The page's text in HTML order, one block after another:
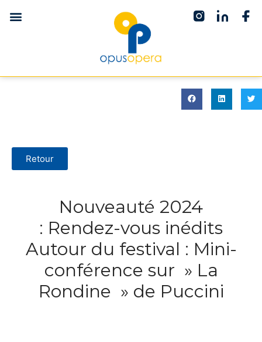
Retour
Nouveauté 2024
: Rendez-vous inédits
Autour du festival : Mini-
conférence sur » La
Rondine » de Puccini